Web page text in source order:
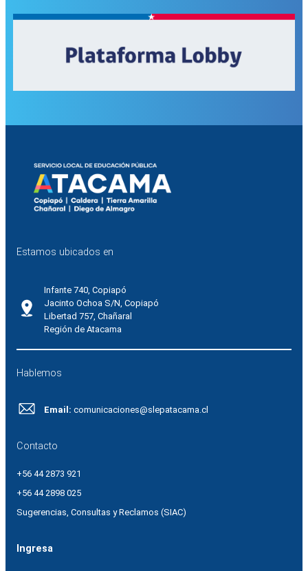
Estamos ubicados en
Infante 740, Copiapó
Jacinto Ochoa S/N, Copiapó
Libertad 757, Chañaral
Región de Atacama
Hablemos
Email: comunicaciones@slepatacama.cl
Contacto
+56 44 2873 921
+56 44 2898 025
Sugerencias, Consultas y Reclamos (SIAC)
Ingresa